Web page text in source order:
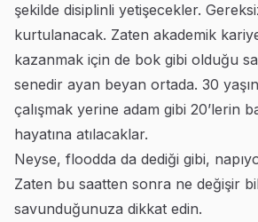
şekilde disiplinli yetişecekler.
kurtulanacak. Zaten akademik
kazanmak için de bok gibi olduğu
senedir ayan beyan ortada. 30
çalışmak yerine adam gibi 20’lerin
hayatına atılacaklar.
Neyse, floodda da dediği gibi,
Zaten bu saatten sonra ne değişir
savunduğunuza dikkat edin.